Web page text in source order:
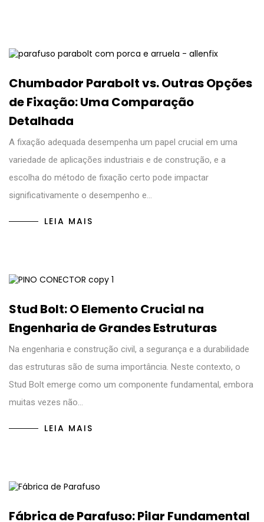
Chumbador Parabolt vs. Outras Opções
de Fixação: Uma Comparação
Detalhada
A fixação adequada desempenha um papel crucial em uma
variedade de aplicações industriais e de construção, e a
escolha do método de fixação certo pode impactar
significativamente o desempenho e…
LEIA MAIS
Stud Bolt: O Elemento Crucial na
Engenharia de Grandes Estruturas
Na engenharia e construção civil, a segurança e a durabilidade
das estruturas são de suma importância. Neste contexto, o
Stud Bolt emerge como um componente fundamental, embora
muitas vezes não…
LEIA MAIS
Fábrica de Parafuso: Pilar Fundamental